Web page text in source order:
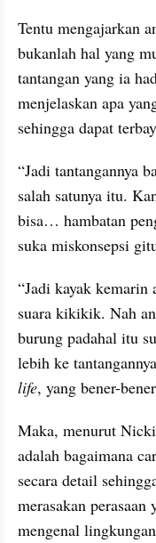
Tentu mengajarkan
bukanlah hal yang
tantangan yang ia
menjelaskan apa
sehingga dapat
“Jadi tantangannya
salah satunya itu.
bisa… hambatan
suka miskonsepsi
“Jadi kayak kemarin
suara kikikik. Nah
burung padahal itu
lebih ke
life, yang bener-
Maka, menurut
adalah bagaimana
secara detail
merasakan perasaan
mengenal